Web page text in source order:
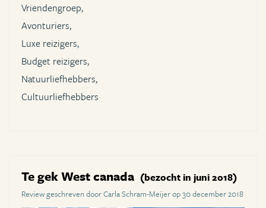
Vriendengroep,
Avonturiers,
Luxe reizigers,
Budget reizigers,
Natuurliefhebbers,
Cultuurliefhebbers
Te gek West canada (bezocht in juni 2018)
Review geschreven door Carla Schram-Meijer op 30 december 2018